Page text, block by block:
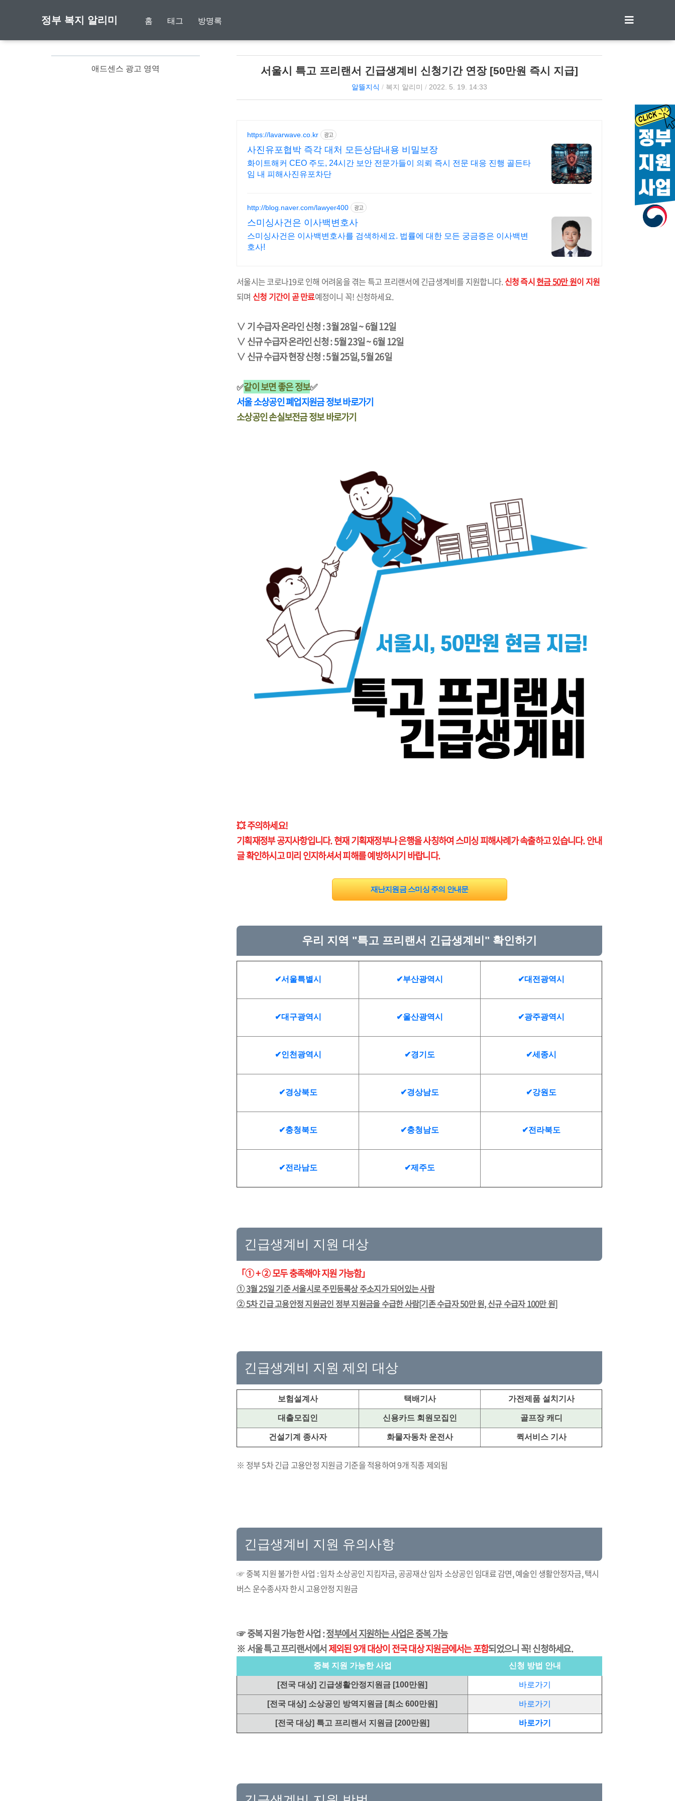
정부 복지 알리미 홈 태그 방명록
서울시 특고 프리랜서 긴급생계비 신청기간 연장 [50만원 즉시 지급]
알뜰지식 / 복지 알리미 / 2022. 5. 19. 14:33
https://lavarwave.co.kr 광고
사진유포협박 즉각 대처 모든상담내용 비밀보장
화이트해커 CEO 주도, 24시간 보안 전문가들이 의뢰 즉시 전문 대응 진행 골든타
임 내 피해사진유포차단
http://blog.naver.com/lawyer400 광고
스미싱사건은 이사백변호사
스미싱사건은 이사백변호사를 검색하세요. 법률에 대한 모든 궁금증은 이사백변
호사!
서울시는 코로나19로 인해 어려움을 겪는 특고 프리랜서에 긴급생계비를 지원합니다.신청 즉시현금 50만 원이 지원
되며 신청 기간이 곧 만료예정이니 꼭! 신청하세요.
∨ 기 수급자 온라인 신청 : 3월 28일 ~ 6월 12일
∨ 신규 수급자 온라인 신청 : 5월 23일 ~ 6월 12일
∨ 신규 수급자 현장 신청 : 5월 25일, 5월 26일
✅같이 보면 좋은 정보✅
서울 소상공인 폐업지원금 정보 바로가기
소상공인 손실보전금 정보 바로가기
💥 주의하세요!
기획재정부 공지사항입니다. 현재 기획재정부나 은행을 사칭하여 스미싱 피해사례가 속출하고 있습니다. 안내
글 확인하시고 미리 인지하셔서 피해를 예방하시기 바랍니다.
재난지원금 스미싱 주의 안내문
우리 지역 "특고 프리랜서 긴급생계비" 확인하기
✔서울특별시 ✔부산광역시 ✔대전광역시
✔대구광역시 ✔울산광역시 ✔광주광역시
✔인천광역시 ✔경기도 ✔세종시
✔경상북도 ✔경상남도 ✔강원도
✔충청북도 ✔충청남도 ✔전라북도
✔전라남도 ✔제주도
긴급생계비 지원 대상
「① + ② 모두 충족해야 지원 가능함」
① 3월 25일 기준 서울시로 주민등록상 주소지가 되어있는 사람
② 5차 긴급 고용안정 지원금인 정부 지원금을 수급한 사람[기존 수급자 50만 원, 신규 수급자 100만 원]
긴급생계비 지원 제외 대상
보험설계사 택배기사 가전제품 설치기사
대출모집인 신용카드 회원모집인 골프장 캐디
건설기계 종사자 화물자동차 운전사 퀵서비스 기사
※ 정부 5차 긴급 고용안정 지원금 기준을 적용하여 9개 직종 제외됨
긴급생계비 지원 유의사항
☞ 중복 지원 불가한 사업 : 임차 소상공인 지킴자금, 공공재산 임차 소상공인 임대료 감면, 예술인 생활안정자금, 택시
버스 운수종사자 한시 고용안정 지원금
☞ 중복 지원 가능한 사업 :정부에서 지원하는 사업은 중복 가능
※ 서울 특고 프리랜서에서제외된 9개 대상이 전국 대상 지원금에서는 포함되었으니 꼭! 신청하세요.
중복 지원 가능한 사업 신청 방법 안내
[전국 대상] 긴급생활안정지원금 [100만원] 바로가기
[전국 대상] 소상공인 방역지원금 [최소 600만원] 바로가기
[전국 대상] 특고 프리랜서 지원금 [200만원] 바로가기
애드센스 광고 영역